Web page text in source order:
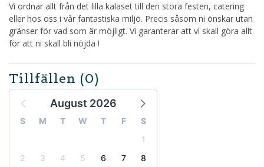
Vi ordnar allt från det lilla kalaset till den stora festen, catering
eller hos oss i vår fantastiska miljö. Precis såsom ni önskar utan
gränser för vad som är möjligt. Vi garanterar att vi skall göra allt
för att ni skall bli nöjda !
Tillfällen (0)
August 2026
S M T W T F
S
1
2
3 4 5 6 7
8